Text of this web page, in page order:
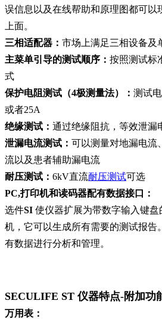
误信息以及在线帮助和原理图都可以
上面。
三相适配器： 市场上满足三相设备及
主菜单引导的测试顺序： 按照测试标
式
保护电阻测试（4极测量法）： 测试
或者25A
绝缘测试： 通过绝缘阻抗，等效泄漏
泄漏电流测试： 可以测量对地漏电流
流以及患者辅助漏电流
耐压测试： 6kV直流耐压测试可选
PC,打印机和读码器配有数据接口：
选件SI 使仪器扩展为带数字输入键
机，它可以生成所有需要的测试报告
有数据进行分析和管理。
SECULIFE ST 仪器特点-附加功
万用表：